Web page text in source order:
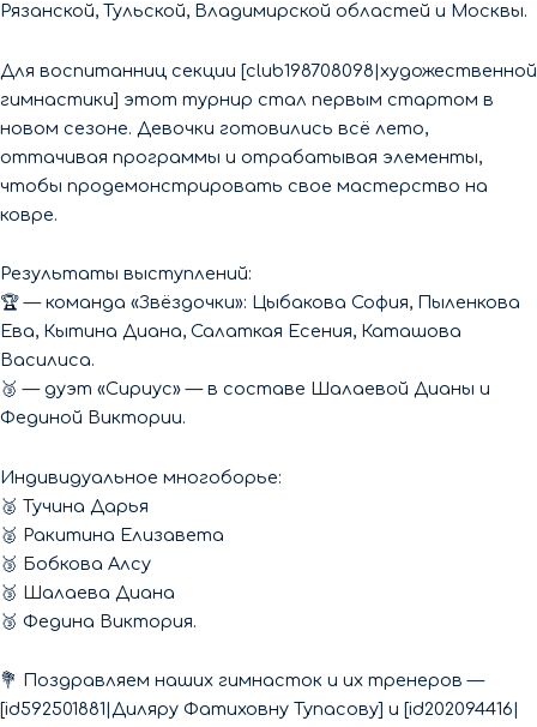
Рязанской, Тульской, Владимирской областей и Москвы.
Для воспитанниц секции [club198708098|художественной
гимнастики] этот турнир стал первым стартом в
новом сезоне. Девочки готовились всё лето,
оттачивая программы и отрабатывая элементы,
чтобы продемонстрировать свое мастерство на
ковре.
Результаты выступлений:
🏆 — команда «Звёздочки»: Цыбакова София, Пыленкова
Ева, Кытина Диана, Салаткая Есения, Каташова
Василиса.
🥉 — дуэт «Сириус» — в составе Шалаевой Дианы и
Фединой Виктории.
Индивидуальное многоборье:
🥈 Тучина Дарья
🥈 Ракитина Елизавета
🥉 Бобкова Алсу
🥉 Шалаева Диана
🥉 Федина Виктория.
💐 Поздравляем наших гимнасток и их тренеров —
[id592501881|Диляру Фатиховну Тупасову] и [id202094416|